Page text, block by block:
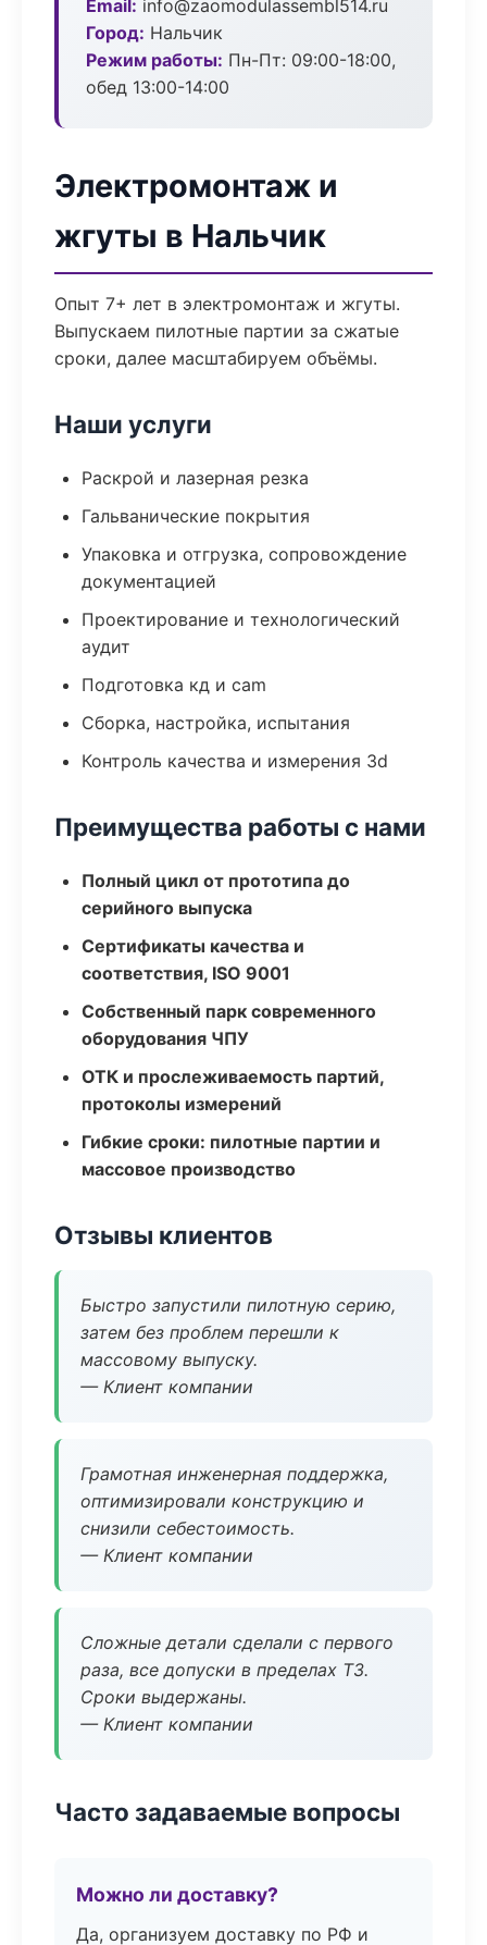
Email: info@zaomodulassembl514.ru
Город: Нальчик
Режим работы: Пн-Пт: 09:00-18:00,
обед 13:00-14:00
Электромонтаж и
жгуты в Нальчик
Опыт 7+ лет в электромонтаж и жгуты.
Выпускаем пилотные партии за сжатые
сроки, далее масштабируем объёмы.
Наши услуги
Раскрой и лазерная резка
Гальванические покрытия
Упаковка и отгрузка, сопровождение
документацией
Проектирование и технологический
аудит
Подготовка кд и cam
Сборка, настройка, испытания
Контроль качества и измерения 3d
Преимущества работы с нами
Полный цикл от прототипа до
серийного выпуска
Сертификаты качества и
соответствия, ISO 9001
Собственный парк современного
оборудования ЧПУ
ОТК и прослеживаемость партий,
протоколы измерений
Гибкие сроки: пилотные партии и
массовое производство
Отзывы клиентов
Быстро запустили пилотную серию,
затем без проблем перешли к
массовому выпуску.
— Клиент компании
Грамотная инженерная поддержка,
оптимизировали конструкцию и
снизили себестоимость.
— Клиент компании
Сложные детали сделали с первого
раза, все допуски в пределах ТЗ.
Сроки выдержаны.
— Клиент компании
Часто задаваемые вопросы
Можно ли доставку?
Да, организуем доставку по РФ и